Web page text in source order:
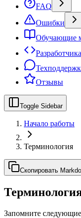
FAQ
Ошибки
Обучающие
Отзывы
Toggle Sidebar
Начало работы
Терминология
Скопировать
Запомните